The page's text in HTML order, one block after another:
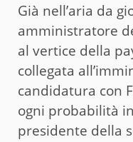
Già nell’aria da
amministratore
al vertice della
collegata
candidatura con
ogni probabilità
presidente della